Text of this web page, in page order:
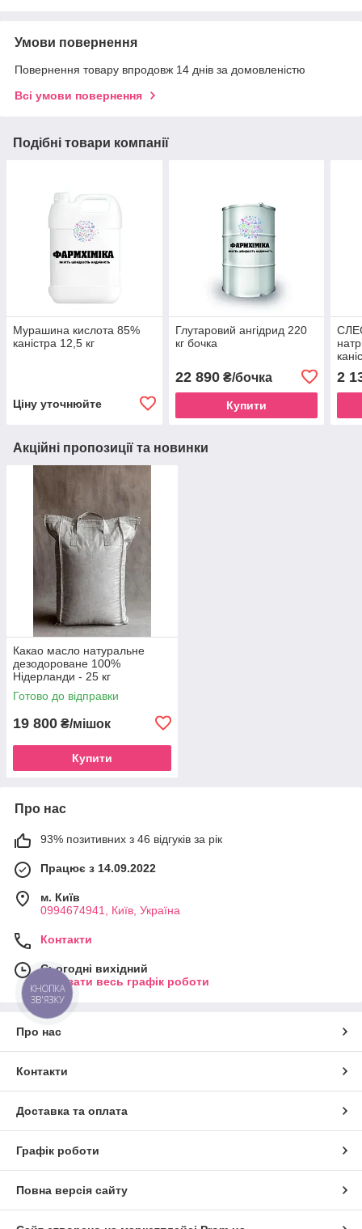
Умови повернення
Повернення товару впродовж 14 днів за домовленістю
Всі умови повернення
Подібні товари компанії
Мурашина кислота 85%
каністра 12,5 кг
Ціну уточнюйте
Глутаровий ангідрид 220
кг бочка
22 890₴/бочка
Купити
2
Акційні пропозиції та новинки
Какао масло натуральне
дезодороване 100%
Нідерланди - 25 кг
Готово до відправки
19 800 ₴/мішок
Купити
Про нас
93% позитивних з 46 відгуків за рік
Працює з 14.09.2022
м. Київ
0994674941, Київ, Україна
Контакти
Сьогодні вихідний
Показати весь графік роботи
Про нас
Контакти
Доставка та оплата
Графік роботи
Повна версія сайту
КНОПКА
ЗВ'ЯЗКУ